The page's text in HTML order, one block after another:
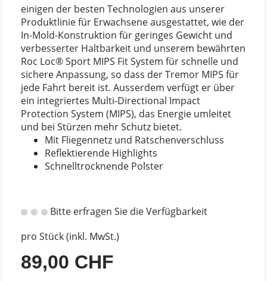
einigen der besten Technologien aus unserer
Produktlinie für Erwachsene ausgestattet, wie der
In-Mold-Konstruktion für geringes Gewicht und
verbesserter Haltbarkeit und unserem bewährten
Roc Loc® Sport MIPS Fit System für schnelle und
sichere Anpassung, so dass der Tremor MIPS für
jede Fahrt bereit ist. Ausserdem verfügt er über
ein integriertes Multi-Directional Impact
Protection System (MIPS), das Energie umleitet
und bei Stürzen mehr Schutz bietet.
Mit Fliegennetz und Ratschenverschluss
Reflektierende Highlights
Schnelltrocknende Polster
Bitte erfragen Sie die Verfügbarkeit
pro Stück (inkl. MwSt.)
89,00 CHF